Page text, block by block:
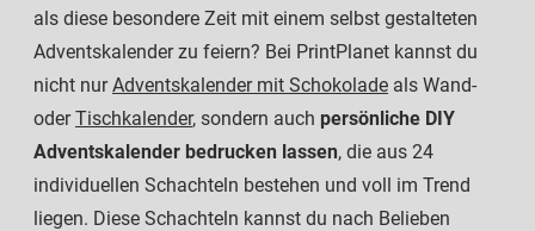
als diese besondere Zeit mit einem selbst gestalteten
Adventskalender zu feiern? Bei PrintPlanet kannst du
nicht nurAdventskalender mit Schokolade als Wand-
oderTischkalender, sondern auch persönliche DIY
Adventskalender bedrucken lassen, die aus 24
individuellen Schachteln bestehen und voll im Trend
liegen. Diese Schachteln kannst du nach Belieben